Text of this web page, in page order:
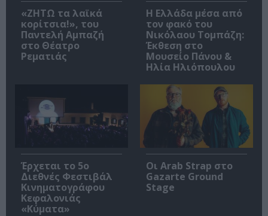
«ΖΗΤΩ τα λαϊκά
κορίτσια!», του
Παντελή Αμπαζή
στο Θέατρο
Ρεματιάς
Η Ελλάδα μέσα από
τον φακό του
Νικόλαου Τομπάζη:
Έκθεση στο
Μουσείο Πάνου &
Ηλία Ηλιόπουλου
Έρχεται το 5ο
Διεθνές Φεστιβάλ
Κινηματογράφου
Κεφαλονιάς
«Κύματα»
Οι Arab Strap στο
Gazarte Ground
Stage